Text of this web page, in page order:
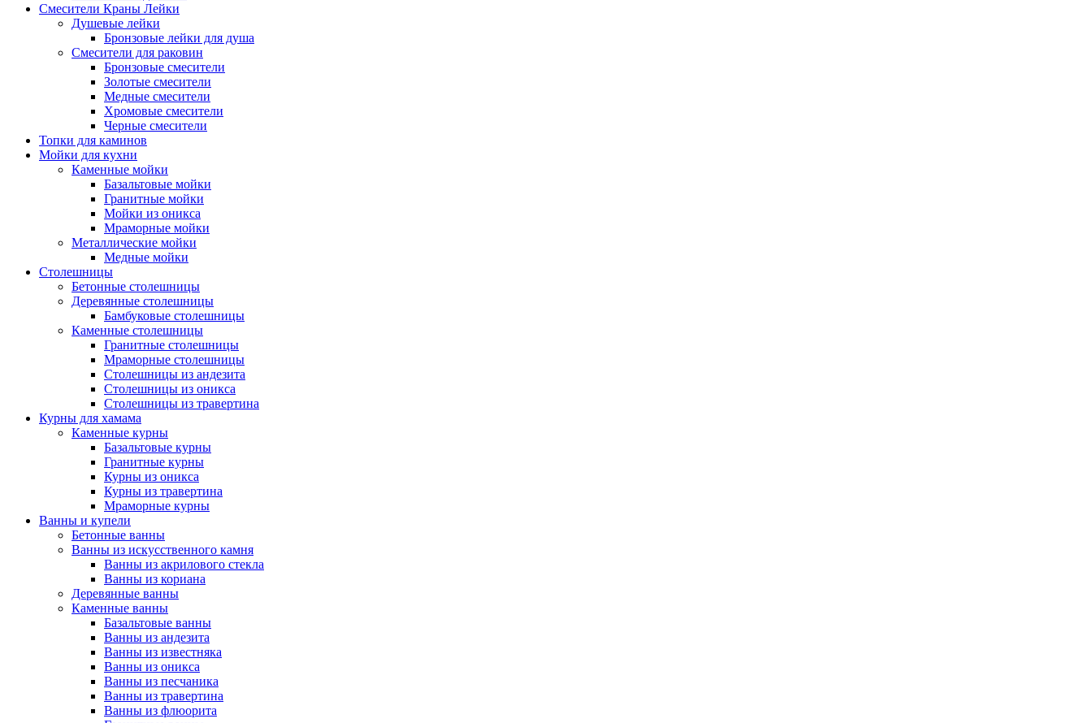
Смесители Краны Лейки
Душевые лейки
Бронзовые лейки для душа
Смесители для раковин
Бронзовые смесители
Золотые смесители
Медные смесители
Хромовые смесители
Черные смесители
Топки для каминов
Мойки для кухни
Каменные мойки
Базальтовые мойки
Гранитные мойки
Мойки из оникса
Мраморные мойки
Металлические мойки
Медные мойки
Столешницы
Бетонные столешницы
Деревянные столешницы
Бамбуковые столешницы
Каменные столешницы
Гранитные столешницы
Мраморные столешницы
Столешницы из андезита
Столешницы из оникса
Столешницы из травертина
Курны для хамама
Каменные курны
Базальтовые курны
Гранитные курны
Курны из оникса
Курны из травертина
Мраморные курны
Ванны и купели
Бетонные ванны
Ванны из искусственного камня
Ванны из акрилового стекла
Ванны из кориана
Деревянные ванны
Каменные ванны
Базальтовые ванны
Ванны из андезита
Ванны из известняка
Ванны из оникса
Ванны из песчаника
Ванны из травертина
Ванны из флюорита